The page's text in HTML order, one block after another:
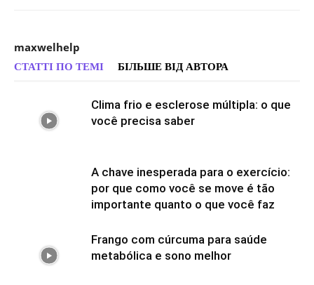
maxwelhelp
СТАТТІ ПО ТЕМІ БІЛЬШЕ ВІД АВТОРА
Clima frio e esclerose múltipla: o que
você precisa saber
A chave inesperada para o exercício:
por que como você se move é tão
importante quanto o que você faz
Frango com cúrcuma para saúde
metabólica e sono melhor